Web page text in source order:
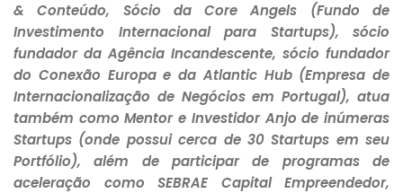
& Conteúdo, Sócio da Core Angels (Fundo de
Investimento Internacional para Startups), sócio
fundador da Agência Incandescente, sócio fundador
do Conexão Europa e da Atlantic Hub (Empresa de
Internacionalização de Negócios em Portugal), atua
também como Mentor e Investidor Anjo de inúmeras
Startups (onde possui cerca de 30 Startups em seu
Portfólio), além de participar de programas de
aceleração como SEBRAE Capital Empreendedor,